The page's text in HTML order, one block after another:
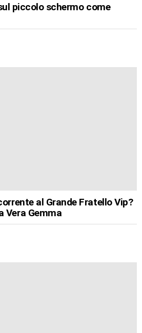
piccolo schermo come
al Grande Fratello Vip?
Vera Gemma